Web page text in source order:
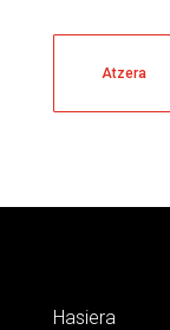
Atzera
Hasiera